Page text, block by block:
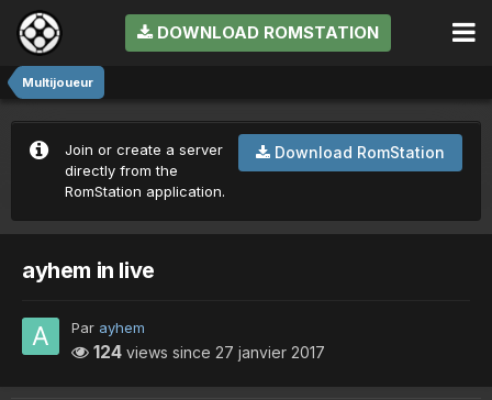
DOWNLOAD ROMSTATION
Multijoueur
Download RomStation
Join or create a server
directly from the
RomStation application.
ayhem in live
Par ayhem
124 views since 27 janvier 2017